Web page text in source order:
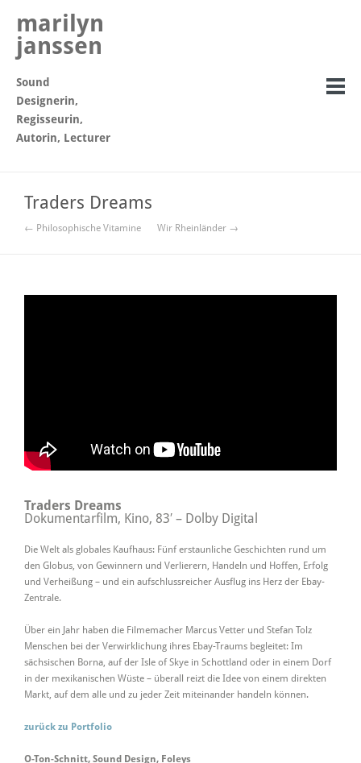
marilyn
janssen
Sound
Designerin,
Regisseurin,
Autorin, Lecturer
Traders Dreams
← Philosophische Vitamine Wir Rheinländer →
Traders Dreams
Dokumentarfilm, Kino, 83′ – Dolby Digital
Die Welt als globales Kaufhaus: Fünf erstaunliche Geschichten rund um
den Globus, von Gewinnern und Verlierern, Handeln und Hoffen, Erfolg
und Verheißung – und ein aufschlussreicher Ausflug ins Herz der Ebay-
Zentrale.
Über ein Jahr haben die Filmemacher Marcus Vetter und Stefan Tolz
Menschen bei der Verwirklichung ihres Ebay-Traums begleitet: Im
sächsischen Borna, auf der Isle of Skye in Schottland oder in einem Dorf
in der mexikanischen Wüste – überall reizt die Idee von einem direkten
Markt, auf dem alle und zu jeder Zeit miteinander handeln können.
zurück zu Portfolio
O-Ton-Schnitt, Sound Design, Foleys